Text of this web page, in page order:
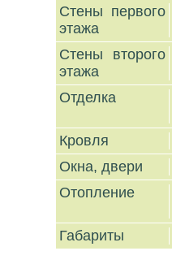
Стены первого
этажа
Стены второго
этажа
Отделка
Кровля
Окна, двери
Отопление
Габариты